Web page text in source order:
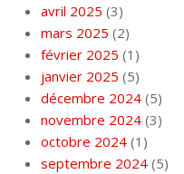
avril 2025 (3)
mars 2025 (2)
février 2025 (1)
janvier 2025 (5)
décembre 2024 (5)
novembre 2024 (3)
octobre 2024 (1)
septembre 2024 (5)